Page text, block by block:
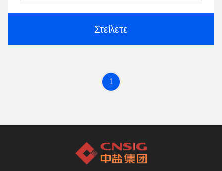
Στείλετε
1